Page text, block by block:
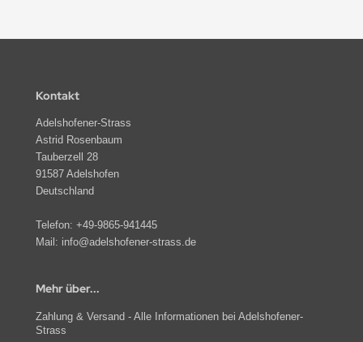
Kontakt
Adelshofener-Strass
Astrid Rosenbaum
Tauberzell 28
91587 Adelshofen
Deutschland
Telefon: +49-9865-941445
Mail: info@adelshofener-strass.de
Mehr über...
Zahlung & Versand - Alle Informationen bei Adelshofener-
Strass